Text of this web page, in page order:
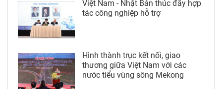
Việt Nam - Nhật Bản thúc đẩy hợp
tác công nghiệp hỗ trợ
Hình thành trục kết nối, giao
thương giữa Việt Nam với các
nước tiểu vùng sông Mekong